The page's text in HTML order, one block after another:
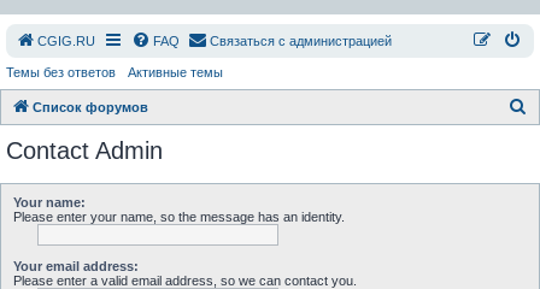
СGIG.RU FAQ Связаться с администрацией
Темы без ответов Активные темы
Список форумов
Contact Admin
Your name:
Please enter your name, so the message has an identity.
Your email address:
Please enter a valid email address, so we can contact you.